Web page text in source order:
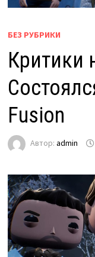
БЕЗ РУБРИКИ
Критики
Fusion
Автор: admin